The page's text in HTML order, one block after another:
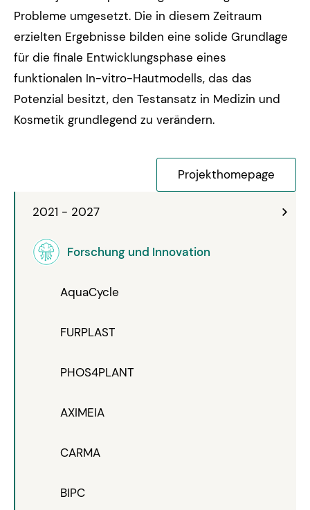
2021 - 2027
Forschung und Innovation
AquaCycle
FURPLAST
PHOS4PLANT
AXIMEIA
CARMA
BIPC
Probleme umgesetzt. Die in diesem Zeitraum
erzielten Ergebnisse bilden eine solide Grundlage
für die finale Entwicklungsphase eines
funktionalen In-vitro-Hautmodells, das das
Potenzial besitzt, den Testansatz in Medizin und
Kosmetik grundlegend zu verändern.
Projekthomepage